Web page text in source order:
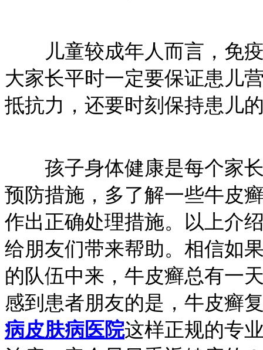
儿童较成年人而言，免疫
大家长平时一定要保证患儿
抵抗力，还要时刻保持患儿
孩子身体健康是每个家长
预防措施，多了解一些牛皮
作出正确处理措施。以上介
给朋友们带来帮助。相信如
的队伍中来，牛皮癣总有一
感到患者朋友的是，牛皮癣
病皮肤病医院这样正规的专